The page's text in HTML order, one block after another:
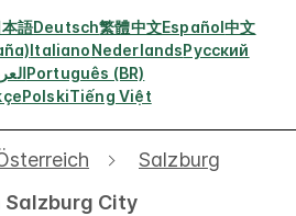
本語Deutsch繁體中文Español中文
ItalianoNederlandsРусский
Português (BR)
PolskiTiếng Việt
Salzburg
Salzburg City